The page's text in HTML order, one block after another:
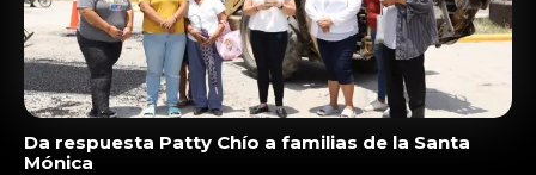
Da respuesta Patty Chío a familias de la Santa
Mónica